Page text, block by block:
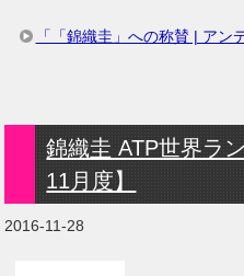
「「錦織圭」への称賛 | ア
錦織圭 ATP世界ラ
11月度】
2016-11-28